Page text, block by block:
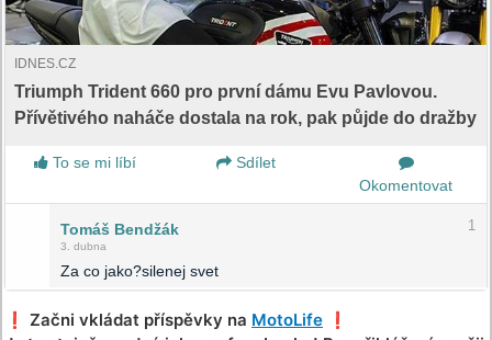
IDNES.CZ
Triumph Trident 660 pro první dámu Evu Pavlovou.
Přívětivého naháče dostala na rok, pak půjde do dražby
To se mi líbí
Sdílet
Okomentovat
Tomáš Bendžák
3. dubna
1
Za co jako?silenej svet
❗️ Začni vkládat příspěvky na MotoLife ❗️